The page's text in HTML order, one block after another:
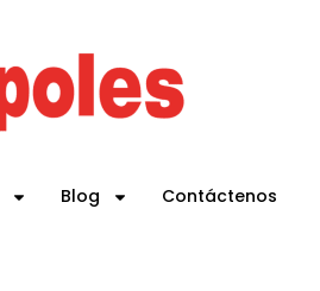
Blog Contáctenos